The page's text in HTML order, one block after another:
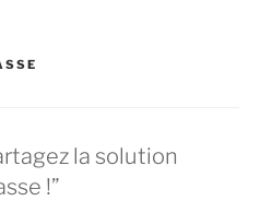
la solution
!”